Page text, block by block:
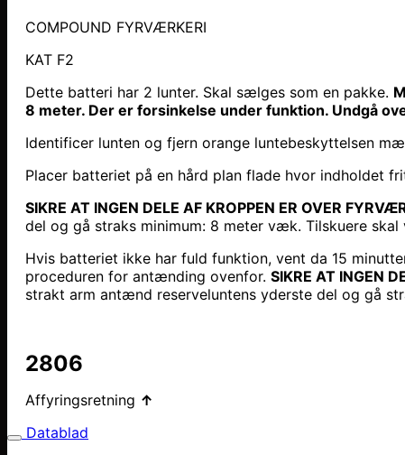
COMPOUND
KAT F2
Dette batteri har 2 lunter. Skal sælges som en pakke.
8 meter. Der er forsinkelse under funktion. Undgå
Identificer lunten og fjern orange luntebeskyttelsen
Placer batteriet på en hård plan flade hvor indholdet
SIKRE AT INGEN DELE AF KROPPEN ER OVER
del og gå straks minimum: 8 meter væk. Tilskuere
Hvis batteriet ikke har fuld funktion, vent da 15
proceduren for antænding ovenfor. SIKRE AT INGEN
strakt arm antænd reserveluntens yderste del og gå
2806
Affyringsretning ↑
Datablad